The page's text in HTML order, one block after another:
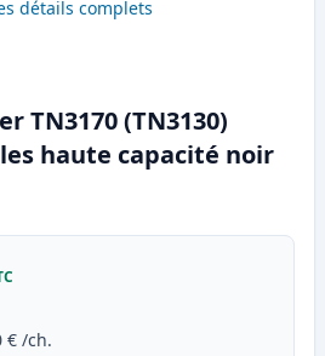
détails complets
TN3170 (TN3130)
haute capacité noir
€ /ch.